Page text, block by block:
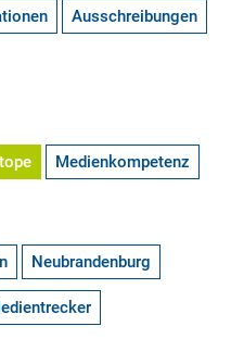
Ausschreibungen
Medienkompetenz
Neubrandenburg